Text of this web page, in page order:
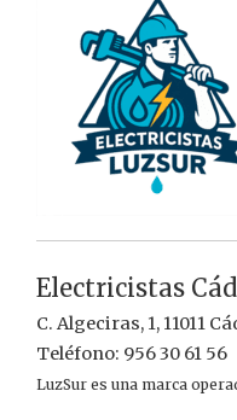
Electricistas
C. Algeciras, 1, 11011
Teléfono: 956 30 61 56
LuzSur es una marca